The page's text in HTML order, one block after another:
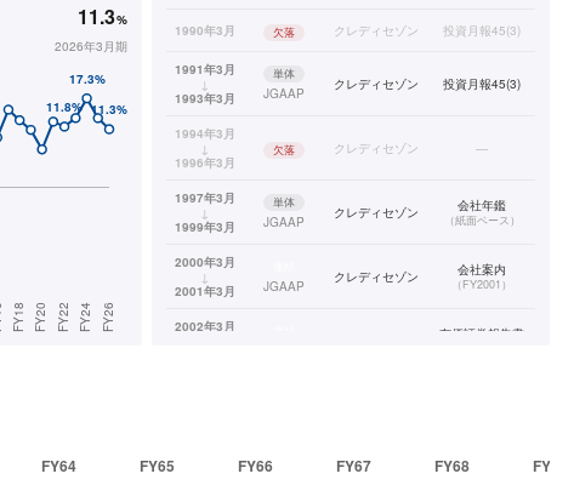
11.3%
2026年3月期
1990年3月 欠落 クレディセゾン 投資月報45(3)
1991年3月
↓
1993年3月
単体
JGAAP
クレディセゾン 投資月報45(3)
1994年3月
↓
1996年3月
欠落 クレディセゾン —
1997年3月
↓
1999年3月
単体
JGAAP
クレディセゾン 会社年鑑
（紙面ベース）
2000年3月
↓
2001年3月
JGAAP
クレディセゾン 会社案内
（FY2001 ）
2002年3月
有価証券報告書
FY64 FY65 FY66 FY67 FY68 FY69